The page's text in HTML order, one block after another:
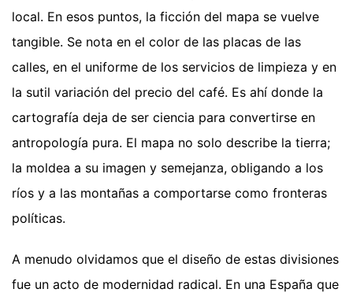
local. En esos puntos, la ficción del mapa se vuelve
tangible. Se nota en el color de las placas de las
calles, en el uniforme de los servicios de limpieza y en
la sutil variación del precio del café. Es ahí donde la
cartografía deja de ser ciencia para convertirse en
antropología pura. El mapa no solo describe la tierra;
la moldea a su imagen y semejanza, obligando a los
ríos y a las montañas a comportarse como fronteras
políticas.
A menudo olvidamos que el diseño de estas divisiones
fue un acto de modernidad radical. En una España que